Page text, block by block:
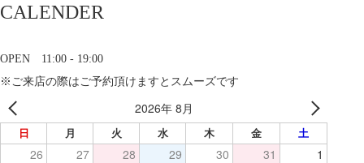
CALENDER
OPEN 11:00 - 19:00
※ご来店の際はご予約頂けますとスムーズです
2026年 8月
日 月 火 水 木 金 土
26 27 28 29 30 31 1